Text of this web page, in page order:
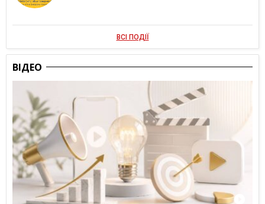
ВСІ ПОДІЇ
ВІДЕО